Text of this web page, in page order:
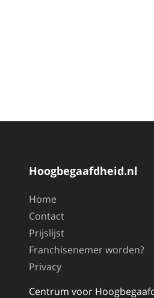
Hoogbegaafdheid.nl
Home
Contact
Prijslijst
Franchisenemer worden?
Privacy
Centrum voor